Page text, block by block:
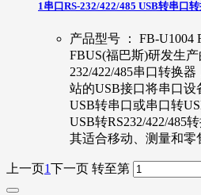
1串口RS-232/422/485 USB转串口
产品型号 ： FB-U1004
FBUS(福巴斯)研发生
232/422/485串口转换
站的USB接口将串口
USB转串口或串口转
USB转RS232/422/485
其适合移动、测量和零
上一页1下一页 转至第